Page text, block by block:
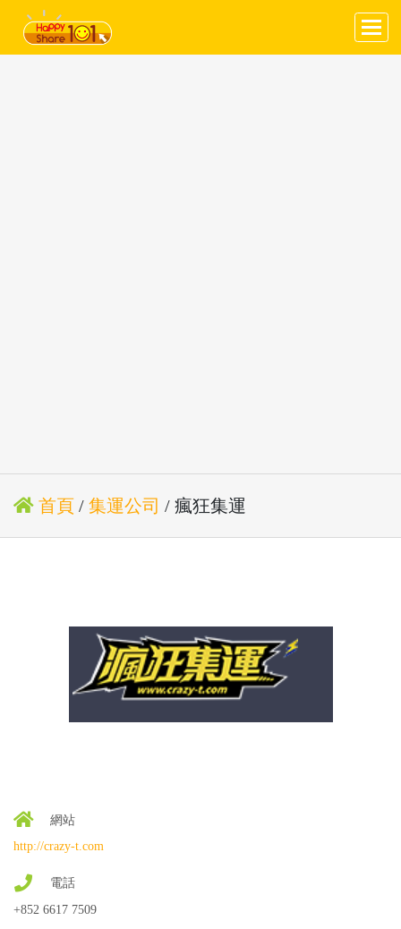
首頁 / 集運公司 / 瘋狂集運
網站
http://crazy-t.com
電話
+852 6617 7509